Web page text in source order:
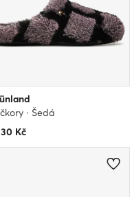
· Šedá
Kč